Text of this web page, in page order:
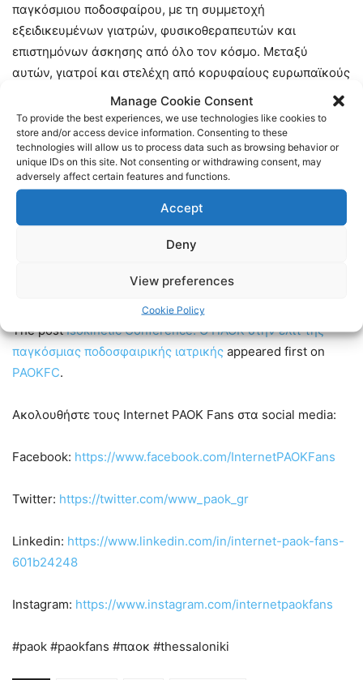
Manage Cookie Consent
To provide the best experiences, we use technologies like cookies to
store and/or access device information. Consenting to these
technologies will allow us to process data such as browsing behavior or
unique IDs on this site. Not consenting or withdrawing consent, may
adversely affect certain features and functions.
Accept
Deny
View preferences
Cookie Policy
παγκόσμιου ποδοσφαίρου, με τη συμμετοχή
εξειδικευμένων γιατρών, φυσικοθεραπευτών και
επιστημόνων άσκησης από όλο τον κόσμο. Μεταξύ
αυτών, γιατροί και στελέχη από κορυφαίους ευρωπαϊκούς
συλλόγους, όπως οι
Μάντσεστερ Σίτι, Μπάγερν, Μίλαν,
Ίντερ, Μπολόνια, καθώς και εκπρόσωποι οργανισμών και
ομάδων όπως ηΡεάλκαι τοAspetar.
The postIsokinetic Conference: Ο ΠΑΟΚ στην ελίτ της
παγκόσμιας ποδοσφαιρικής ιατρικής appeared first on
PAOKFC.
Ακολουθήστε τους Internet PAOK Fans στα social media:
Facebook: https://www.facebook.com/InternetPAOKFans
Twitter: https://twitter.com/www_paok_gr
Linkedin: https://www.linkedin.com/in/internet-paok-fans-
601b24248
Instagram: https://www.instagram.com/internetpaokfans
#paok #paokfans #παοκ #thessaloniki